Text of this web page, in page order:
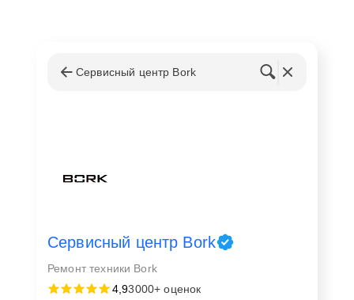
Сервисный центр Bork
Сервисный центр Bork
Ремонт техники Bork
4,93000+ оценок